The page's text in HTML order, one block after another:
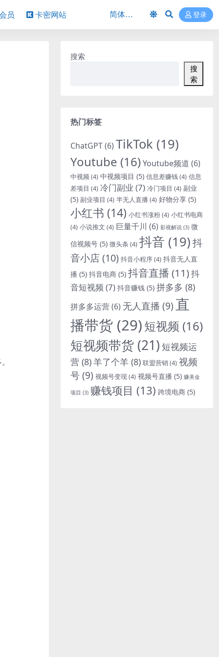
员 卡密网站 登录
搜索
搜
索
热门标签
ChatGPT(6) TikTok (19)
Youtube (16)Youtube频道 (6)
中视频(4) 中视频项目 (5) 信息差赚钱(4) 信息
差项目 (4) 冷门副业 (7) 冷门项目 (4) 副业
(5) 副业项目 (4) 半无人直播 (4) 好物分享 (5)
小红书 (14) 小红书涨粉(4) 小红书电商
(4) 小说推文 (4) 巨量千川 (6) 影视解说 (3) 微
信视频号 (5) 微头条 (4) 抖音 (19)抖
音小店(10) 抖音小程序(4) 抖音无人直
播 (5) 抖音电商 (5) 抖音直播 (11)抖
音短视频 (7) 抖音赚钱 (5) 拼多多 (8)
拼多多运营(6) 无人直播 (9)直
播带货 (29)短视频 (16)
短视频带货 (21) 短视频运
营 (8)羊了个羊 (8) 联盟营销 (4) 视频
号(9) 视频号变现(4) 视频号直播 (5) 赚美金
项目 (3) 赚钱项目 (13) 跨境电商 (5)